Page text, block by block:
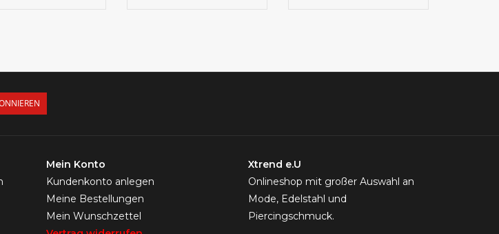
Mein Konto
Kundenkonto anlegen
Meine Bestellungen
Mein Wunschzettel
Xtrend e.U
Onlineshop mit großer Auswahl an
Mode, Edelstahl und
Piercingschmuck.